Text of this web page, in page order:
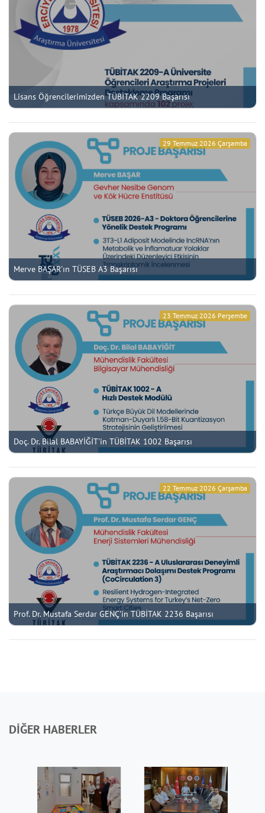
Lisans Öğrencilerimizden TÜBİTAK 2209 Başarısı
Merve BAŞAR'ın TÜSEB A3 Başarısı
29 Temmuz 2026 Çarşamba
Doç. Dr. Bilal BABAYİĞİT'in TÜBİTAK 1002 Başarısı
23 Temmuz 2026 Perşembe
Prof. Dr. Mustafa Serdar GENÇ'in TÜBİTAK 2236 Başarısı
22 Temmuz 2026 Çarşamba
DİĞER HABERLER